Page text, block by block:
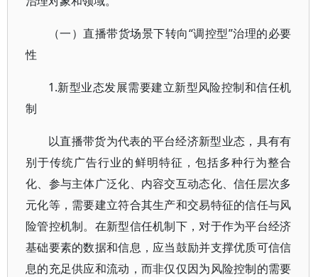
（一）直播带货场景下转向“调控型”治理的必要
性
1.新型业态发展需要建立新型风险控制和信任机
制
以直播带货为代表的平台经济新型业态，具有有
别于传统广告行业的鲜明特征，包括多种行为整合
化、参与主体广泛化、内容交互动态化、信任层次多
元化等，需要建立符合其生产和交易特征的信任与风
险管控机制。在新型信任机制下，对于作为平台经济
基础要素的数据和信息，应当鼓励并支撑优质可信信
息的充足供应和流动，而非仅仅因为风险控制的需要